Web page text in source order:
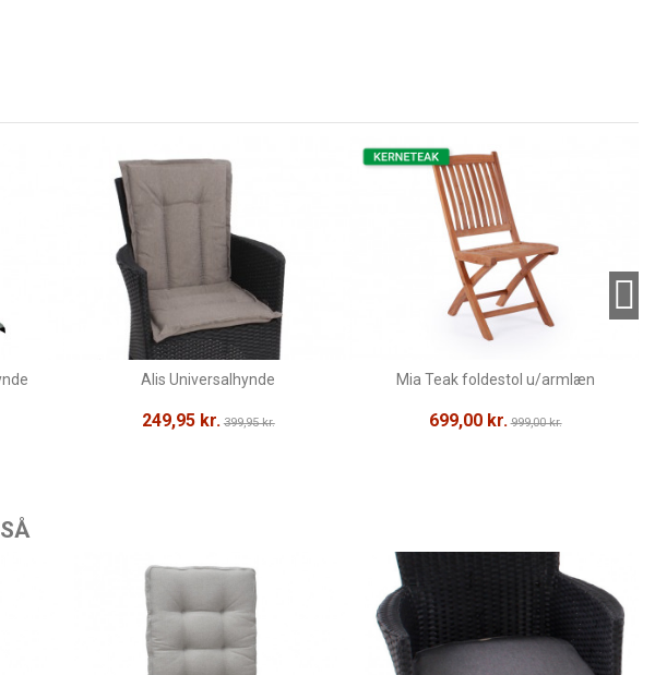
Alis Universalhynde
249,95 kr. 399,95 kr.
Mia Teak foldestol u/armlæn
699,00 kr. 999,00 kr.